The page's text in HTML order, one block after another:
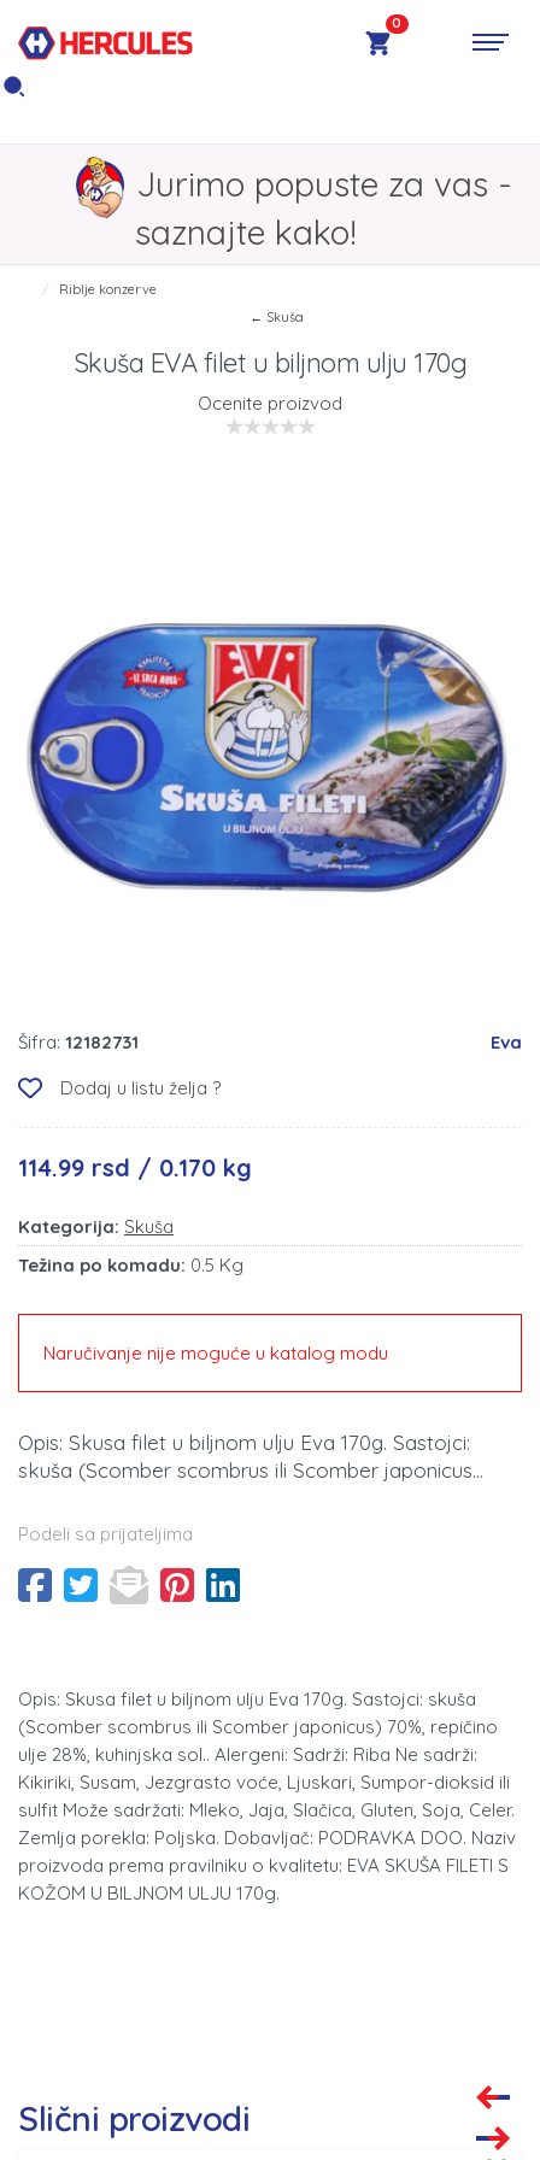
0
Jurimo popuste za vas -
saznajte kako!
Riblje konzerve
← Skuša
Skuša EVA filet u biljnom ulju 170g
Ocenite proizvod
Šifra: 12182731
Dodaj u listu želja ?
Eva
114.99 rsd / 0.170 kg
Kategorija: Skuša
Težina po komadu: 0.5 Kg
Naručivanje nije moguće u katalog modu
Opis: Skusa filet u biljnom ulju Eva 170g. Sastojci:
skuša (Scomber scombrus ili Scomber japonicus...
Podeli sa prijateljima
Opis: Skusa filet u biljnom ulju Eva 170g. Sastojci: skuša
(Scomber scombrus ili Scomber japonicus) 70%, repičino
ulje 28%, kuhinjska sol.. Alergeni: Sadrži: Riba Ne sadrži:
Kikiriki, Susam, Jezgrasto voće, Ljuskari, Sumpor-dioksid ili
sulfit Može sadržati: Mleko, Jaja, Slačica, Gluten, Soja, Celer.
Zemlja porekla: Poljska. Dobavljač: PODRAVKA DOO. Naziv
proizvoda prema pravilniku o kvalitetu: EVA SKUŠA FILETI S
KOŽOM U BILJNOM ULJU 170g.
Slični proizvodi